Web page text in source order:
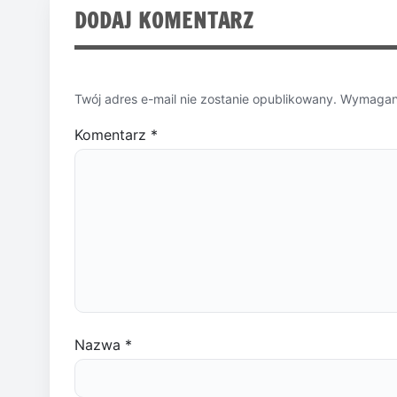
DODAJ KOMENTARZ
Twój adres e-mail nie zostanie opublikowany.
Komentarz *
Nazwa *